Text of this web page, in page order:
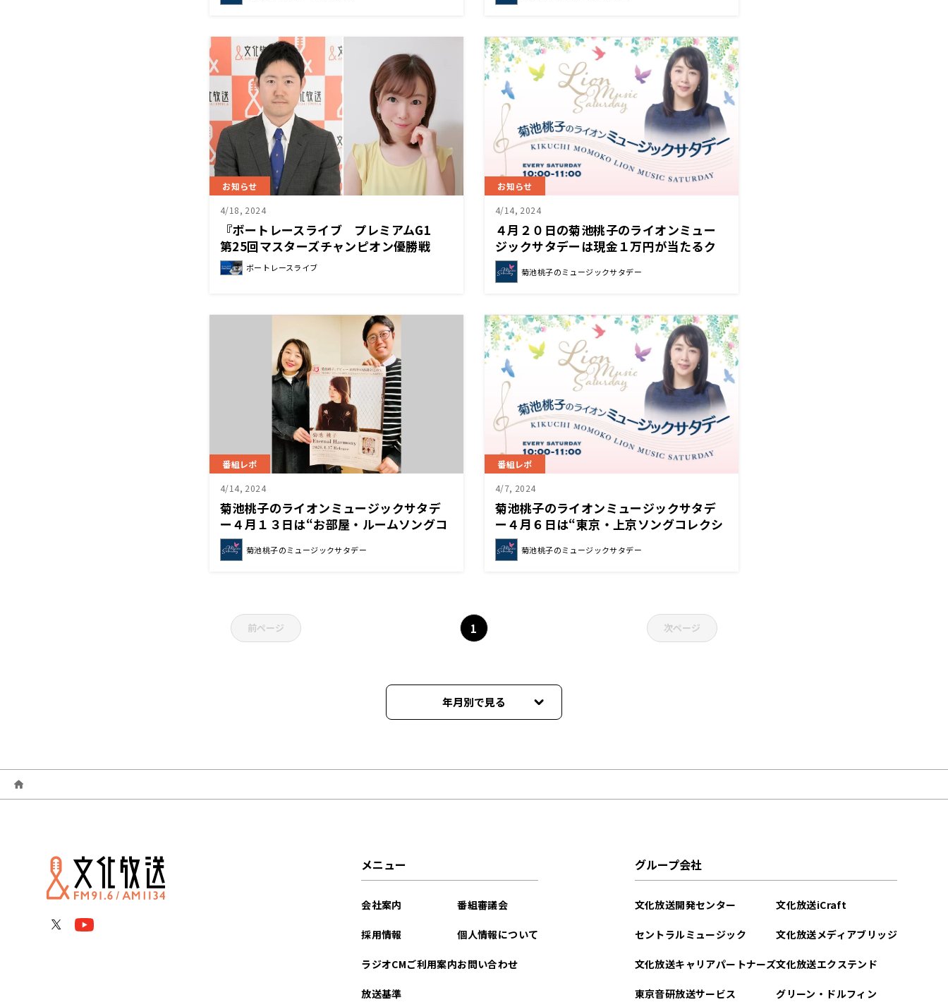
お知らせ
4/18, 2024
『ボートレースライブ プレミアムG1
第25回マスターズチャンピオン優勝戦
実況中継』 4月21日（日） 午後4時00分
～ 全国14局ネットでオンエア
ボートレースライブ
お知らせ
4/14, 2024
４月２０日の菊池桃子のライオンミュー
ジックサタデーは現金１万円が当たるク
イズ企画を開催♪
菊池桃子のミュージックサタデー
番組レポ
4/14, 2024
菊池桃子のライオンミュージックサタデ
ー４月１３日は“お部屋・ルームソングコ
レクション”でした！
菊池桃子のミュージックサタデー
番組レポ
4/7, 2024
菊池桃子のライオンミュージックサタデ
ー４月６日は“東京・上京ソングコレクシ
ョン”でした！
菊池桃子のミュージックサタデー
前ページ 1 次ページ
年月別で見る
2025年12月
2025年11月
メニュー
会社案内
採用情報
ラジオCMご利用案内
放送基準
番組審議会
個人情報について
お問い合わせ
グループ会社
文化放送開発センター
セントラルミュージック
文化放送キャリアパートナーズ
東京音研放送サービス
文化放送iCraft
文化放送メディアブリッジ
文化放送エクステンド
グリーン・ドルフィン